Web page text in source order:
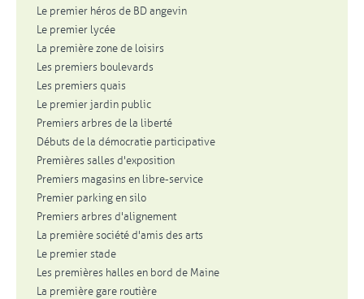
Le premier héros de BD angevin
Le premier lycée
La première zone de loisirs
Les premiers boulevards
Les premiers quais
Le premier jardin public
Premiers arbres de la liberté
Débuts de la démocratie participative
Premières salles d'exposition
Premiers magasins en libre-service
Premier parking en silo
Premiers arbres d'alignement
La première société d'amis des arts
Le premier stade
Les premières halles en bord de Maine
La première gare routière